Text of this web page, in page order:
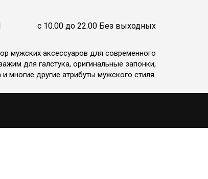
c 10.00 до 22.00 Без выходных
мужских аксессуаров для современного
для галстука, оригинальные запонки,
многие другие атрибуты мужского стиля.